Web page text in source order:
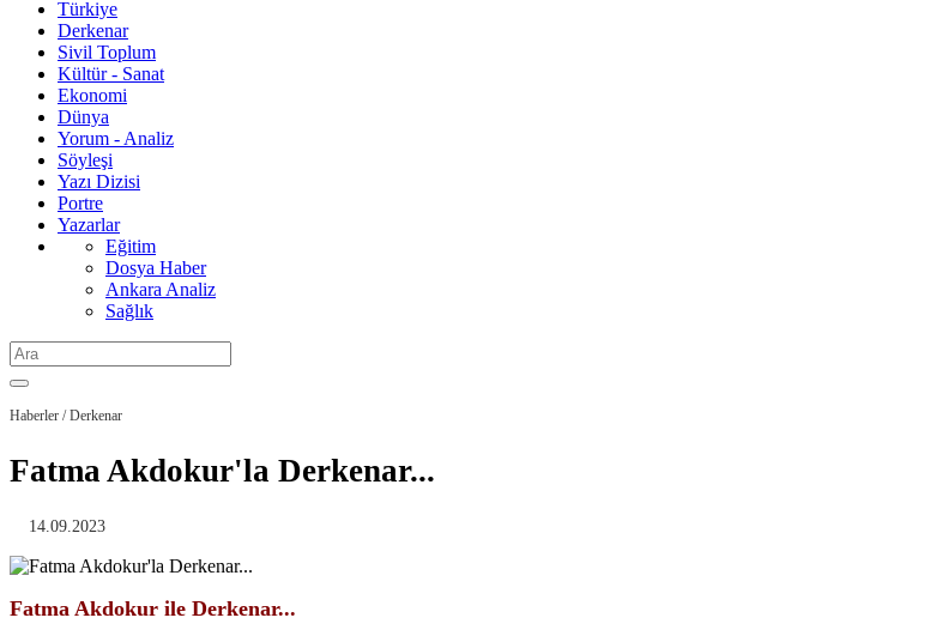
Türkiye
Derkenar
Sivil Toplum
Kültür - Sanat
Ekonomi
Dünya
Yorum - Analiz
Söyleşi
Yazı Dizisi
Portre
Yazarlar
Eğitim
Dosya Haber
Ankara Analiz
Sağlık
Haberler / Derkenar
Fatma Akdokur'la Derkenar...
14.09.2023
Fatma Akdokur ile Derkenar...